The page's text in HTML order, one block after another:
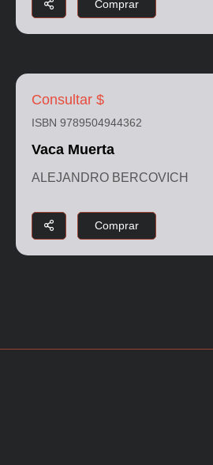
Comprar
Consultar $
ISBN 9789504944362
Vaca Muerta
ALEJANDRO BERCOVICH
Comprar